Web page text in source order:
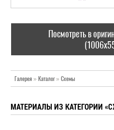
Посмотреть в
Галерея » Каталог» Схемы
МАТЕРИАЛЫ ИЗ КАТЕГОРИИ